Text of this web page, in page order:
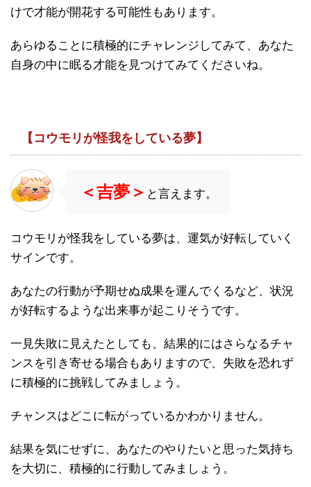
けで才能が開花する可能性もあります。
あらゆることに積極的にチャレンジしてみて、あなた
自身の中に眠る才能を見つけてみてくださいね。
【コウモリが怪我をしている夢】
＜吉夢＞ と言えます。
コウモリが怪我をしている夢は、運気が好転していく
サインです。
あなたの行動が予期せぬ成果を運んでくるなど、状況
が好転するような出来事が起こりそうです。
一見失敗に見えたとしても、結果的にはさらなるチャ
ンスを引き寄せる場合もありますので、失敗を恐れず
に積極的に挑戦してみましょう。
チャンスはどこに転がっているかわかりません。
結果を気にせずに、あなたのやりたいと思った気持ち
を大切に、積極的に行動してみましょう。